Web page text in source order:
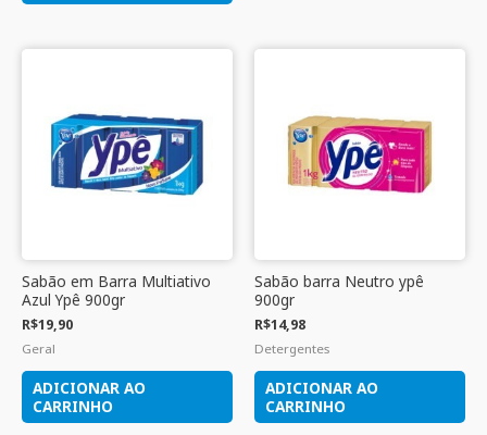
Sabão em Barra Multiativo
Azul Ypê 900gr
R$19,90
Geral
ADICIONAR AO
CARRINHO
Sabão barra Neutro ypê
900gr
R$14,98
Detergentes
ADICIONAR AO
CARRINHO